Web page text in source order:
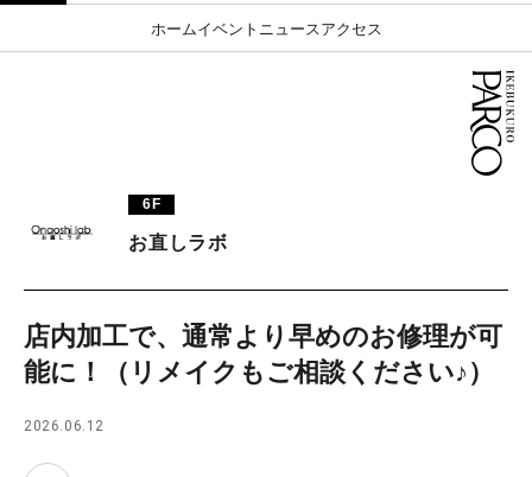
ホームイベント ニュース アクセス
PARCOメンバーズ
6F
お直しラボ
店内加工で、通常より早めのお修理が可
能に！（リメイクもご相談ください♪）
2026.06.12